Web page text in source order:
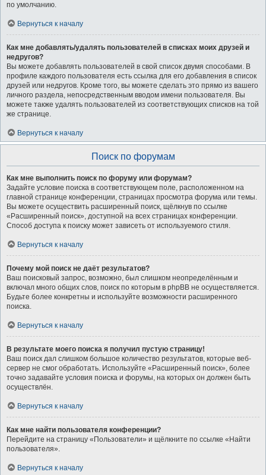
по умолчанию.
Вернуться к началу
Как мне добавлять/удалять пользователей в списках моих друзей и
недругов?
Вы можете добавлять пользователей в свой список двумя способами. В
профиле каждого пользователя есть ссылка для его добавления в список
друзей или недругов. Кроме того, вы можете сделать это прямо из вашего
личного раздела, непосредственным вводом имени пользователя. Вы
можете также удалять пользователей из соответствующих списков на той
же странице.
Вернуться к началу
Поиск по форумам
Как мне выполнить поиск по форуму или форумам?
Задайте условие поиска в соответствующем поле, расположенном на
главной странице конференции, страницах просмотра форума или темы.
Вы можете осуществить расширенный поиск, щёлкнув по ссылке
«Расширенный поиск», доступной на всех страницах конференции.
Способ доступа к поиску может зависеть от используемого стиля.
Вернуться к началу
Почему мой поиск не даёт результатов?
Ваш поисковый запрос, возможно, был слишком неопределённым и
включал много общих слов, поиск по которым в phpBB не осуществляется.
Будьте более конкретны и используйте возможности расширенного
поиска.
Вернуться к началу
В результате моего поиска я получил пустую страницу!
Ваш поиск дал слишком большое количество результатов, которые веб-
сервер не смог обработать. Используйте «Расширенный поиск», более
точно задавайте условия поиска и форумы, на которых он должен быть
осуществлён.
Вернуться к началу
Как мне найти пользователя конференции?
Перейдите на страницу «Пользователи» и щёлкните по ссылке «Найти
пользователя».
Вернуться к началу